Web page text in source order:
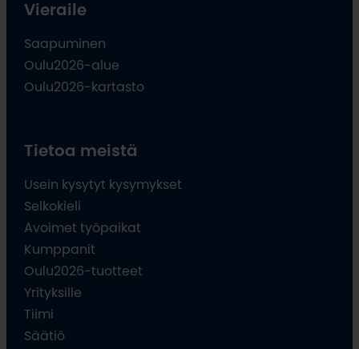
Vieraile
Saapuminen
Oulu2026-alue
Oulu2026-kartasto
Tietoa meistä
Usein kysytyt kysymykset
Selkokieli
Avoimet työpaikat
Kumppanit
Oulu2026-tuotteet
Yrityksille
Tiimi
Säätiö